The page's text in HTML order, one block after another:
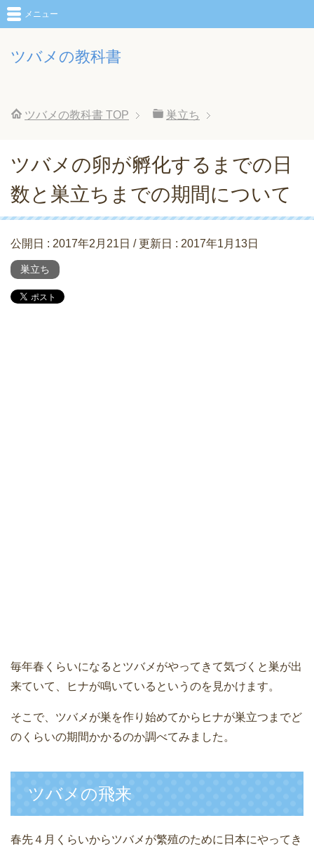
ツバメの教科書
メニュー
ツバメの教科書 TOP 巣立ち
ツバメの卵が孵化するまでの日
数と巣立ちまでの期間について
公開日 : 2017年2月21日 / 更新日 : 2017年1月13日
巣立ち
毎年春くらいになるとツバメがやってきて気づくと巣が出
来ていて、ヒナが鳴いているというのを見かけます。
そこで、ツバメが巣を作り始めてからヒナが巣立つまでど
のくらいの期間かかるのか調べてみました。
ツバメの飛来
春先４月くらいからツバメが繁殖のために日本にやってき